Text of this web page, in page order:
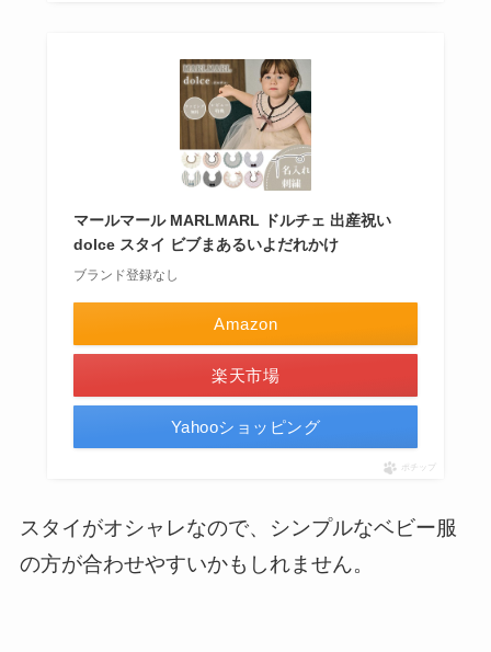
マールマール MARLMARL ドルチェ 出産祝い
dolce スタイ ビブまあるいよだれかけ
ブランド登録なし
Amazon
楽天市場
Yahooショッピング
ポチップ
スタイがオシャレなので、シンプルなベビー服
の方が合わせやすいかもしれません。